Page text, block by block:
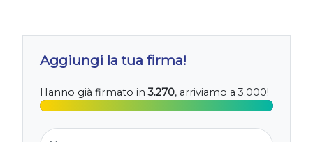
Aggiungi la tua firma!
Hanno già firmato in3.270, arriviamo a 3.000!
Nome